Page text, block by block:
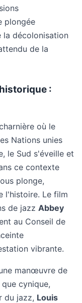
plongée
décolonisation
de la
:
où le
Nations unies
le Sud s'éveille et
ce contexte
plonge,
l'histoire. Le film
de jazz Abbey
au Conseil de
vibrante.
manœuvre de
cynique,
du jazz, Louis